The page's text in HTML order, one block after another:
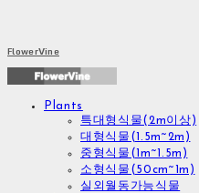
FlowerVine
Plants
특대형식물(2m이상)
대형식물(1.5m~2m)
중형식물(1m~1.5m)
소형식물(50cm~1m)
실외월동가능식물